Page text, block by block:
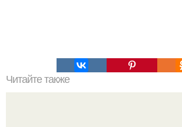
Читайте также